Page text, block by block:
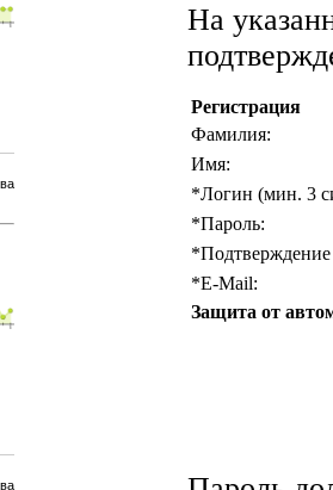
На
Регистрация
Фамилия:
Имя:
*Логин (мин. 3
*Пароль:
*Подтверждение
*E-Mail:
Защита от